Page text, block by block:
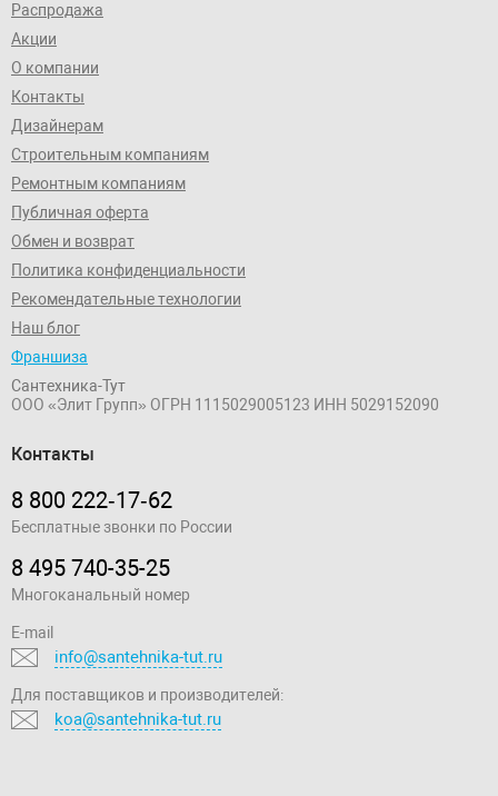
Распродажа
Акции
О компании
Контакты
Дизайнерам
Строительным компаниям
Ремонтным компаниям
Публичная оферта
Обмен и возврат
Политика конфиденциальности
Рекомендательные технологии
Наш блог
Франшиза
Сантехника-Тут
ООО «Элит Групп» ОГРН 1115029005123 ИНН 5029152090
Контакты
8 800 222‑17‑62
Бесплатные звонки по России
8 495 740-35-25
Многоканальный номер
E-mail
info@santehnika-tut.ru
Для поставщиков и производителей:
koa@santehnika-tut.ru